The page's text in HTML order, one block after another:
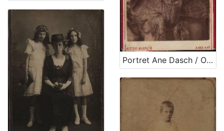
Portret Ane Dasch / Otto Dasch